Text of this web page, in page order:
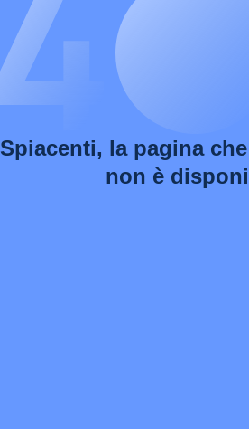
Spiacenti, la pagina
non è